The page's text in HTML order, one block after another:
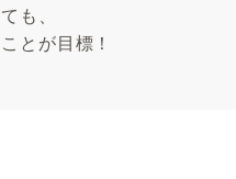
も、
とが目標！